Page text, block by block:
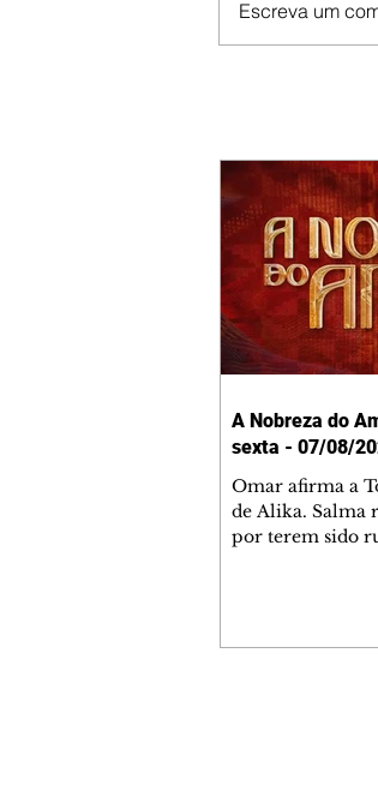
Escreva um
A Nobreza do
sexta - 07/08/
Omar afirma a
de Alika. Salma
por terem sido